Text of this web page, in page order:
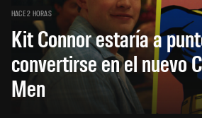
HACE 2 HORAS
Kit Connor estaría a
convertirse en el nuevo
Men